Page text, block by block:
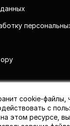
cookie-файлы,
с
этом ресурсе,